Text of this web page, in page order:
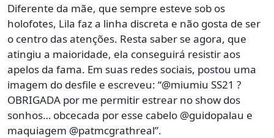
Diferente da mãe, que sempre esteve sob os
holofotes, Lila faz a linha discreta e não gosta de ser
o centro das atenções. Resta saber se agora, que
atingiu a maioridade, ela conseguirá resistir aos
apelos da fama. Em suas redes sociais, postou uma
imagem do desfile e escreveu: “@miumiu SS21 ?
OBRIGADA por me permitir estrear no show dos
sonhos… obcecada por esse cabelo @guidopalau e
maquiagem @patmcgrathreal”.